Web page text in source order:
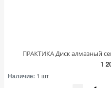
ПРАКТИКА Диск алмазный
1
Наличие: 1 шт